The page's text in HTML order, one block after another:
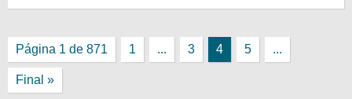
Página 1 de 871 1 ... 3 4 5 ...
Final »